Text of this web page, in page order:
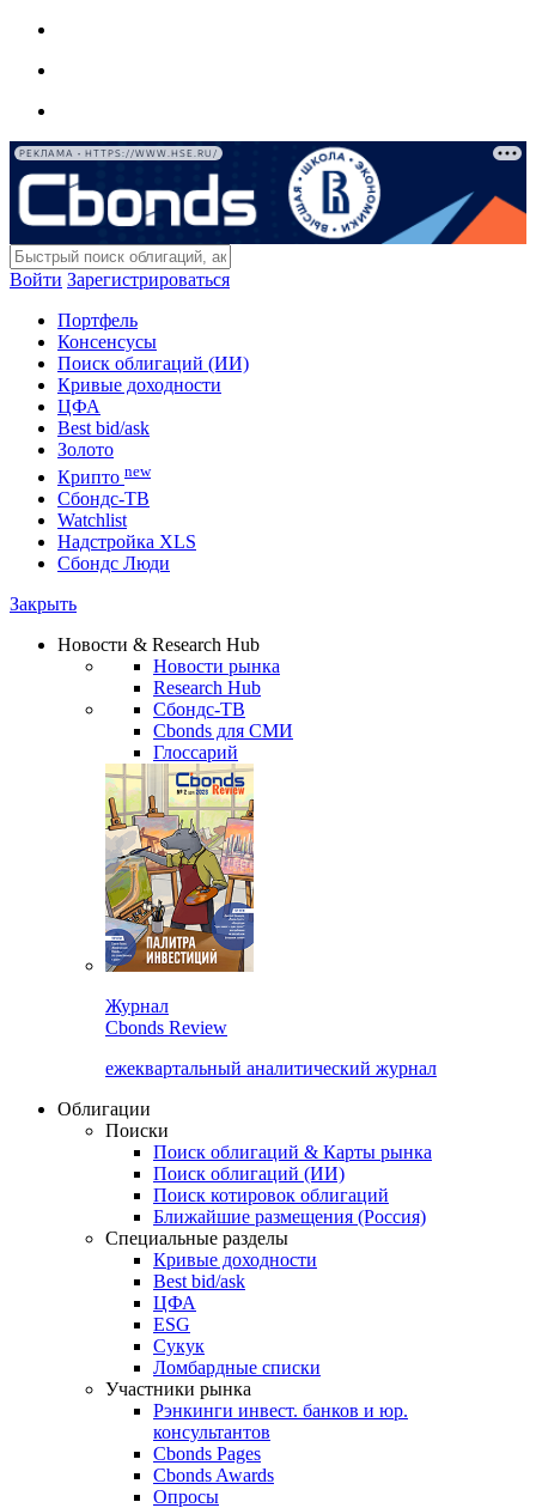
РЕКЛАМА • HTTPS://WWW.HSE.RU/
Войти Зарегистрироваться
Портфель
Консенсусы
Поиск облигаций (ИИ)
Кривые доходности
ЦФА
Best bid/ask
Золото
Крипто new
Сбондс-ТВ
Watchlist
Надстройка XLS
Сбондс Люди
Закрыть
Новости & Research Hub
Новости рынка
Research Hub
Сбондс-ТВ
Cbonds для СМИ
Глоссарий
Журнал
Cbonds Review
ежеквартальный аналитический журнал
Облигации
Поиски
Поиск облигаций & Карты рынка
Поиск облигаций (ИИ)
Поиск котировок облигаций
Ближайшие размещения (Россия)
Специальные разделы
Кривые доходности
Best bid/ask
ЦФА
ESG
Сукук
Ломбардные списки
Участники рынка
Рэнкинги инвест. банков и юр.
консультантов
Cbonds Pages
Cbonds Awards
Опросы